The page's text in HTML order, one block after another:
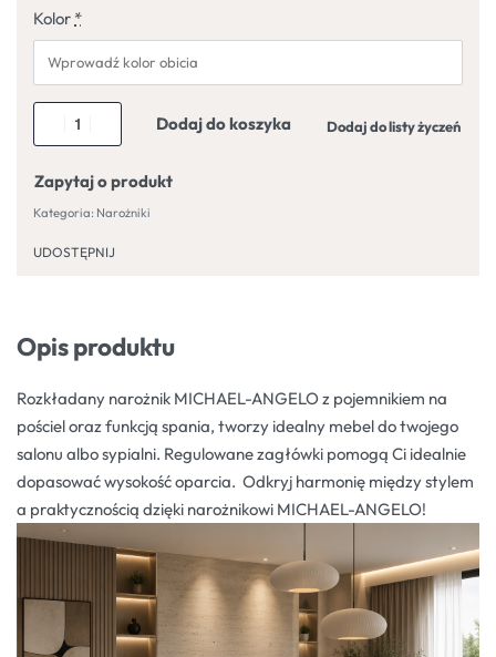
Kolor *
Dodaj do koszyka Dodaj do listy życzeń
Zapytaj o produkt
Kategoria: Narożniki
UDOSTĘPNIJ
Opis produktu
Rozkładany narożnik MICHAEL-ANGELO z pojemnikiem na
pościel oraz funkcją spania, tworzy idealny mebel do twojego
salonu albo sypialni. Regulowane zagłówki pomogą Ci idealnie
dopasować wysokość oparcia. Odkryj harmonię między stylem
a praktycznością dzięki narożnikowi MICHAEL-ANGELO!